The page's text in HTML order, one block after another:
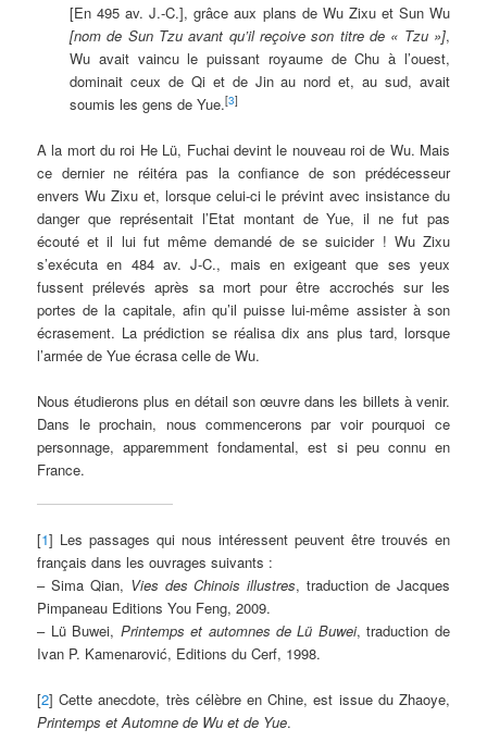
[En 495 av. J.-C.], grâce aux plans de Wu Zixu et Sun Wu
[nom de Sun Tzu avant qu’il reçoive son titre de « Tzu »],
Wu avait vaincu le puissant royaume de Chu à l’ouest,
dominait ceux de Qi et de Jin au nord et, au sud, avait
soumis les gens de Yue.[3]
A la mort du roi He Lü, Fuchai devint le nouveau roi de Wu. Mais
ce dernier ne réitéra pas la confiance de son prédécesseur
envers Wu Zixu et, lorsque celui-ci le prévint avec insistance du
danger que représentait l’Etat montant de Yue, il ne fut pas
écouté et il lui fut même demandé de se suicider ! Wu Zixu
s’exécuta en 484 av. J-C., mais en exigeant que ses yeux
fussent prélevés après sa mort pour être accrochés sur les
portes de la capitale, afin qu’il puisse lui-même assister à son
écrasement. La prédiction se réalisa dix ans plus tard, lorsque
l’armée de Yue écrasa celle de Wu.
Nous étudierons plus en détail son œuvre dans les billets à venir.
Dans le prochain, nous commencerons par voir pourquoi ce
personnage, apparemment fondamental, est si peu connu en
France.
[1] Les passages qui nous intéressent peuvent être trouvés en
français dans les ouvrages suivants :
– Sima Qian, Vies des Chinois illustres, traduction de Jacques
Pimpaneau Editions You Feng, 2009.
– Lü Buwei, Printemps et automnes de Lü Buwei, traduction de
Ivan P. Kamenarović, Editions du Cerf, 1998.
[2] Cette anecdote, très célèbre en Chine, est issue du Zhaoye,
Printemps et Automne de Wu et de Yue.